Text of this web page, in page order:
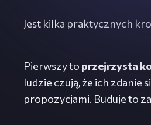
Jest kilka praktycznych
Pierwszy to przejrzysta
ludzie czują, że ich zdanie
propozycjami. Buduje to